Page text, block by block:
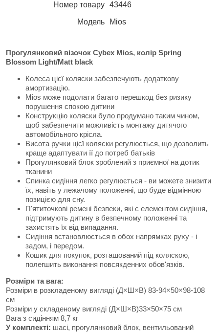
Номер товару 43446
Модель Mios
Прогулянковий візочок Cybex Mios, колір Spring
Blossom Light/Matt black
Колеса цієї коляски забезпечують додаткову
амортизацію.
Mios може подолати багато перешкод без ризику
порушення спокою дитини
Конструкцію коляски було продумано таким чином,
щоб забезпечити можливість монтажу дитячого
автомобільного крісла.
Висота ручки цієї коляски регулюється, що дозволить
краще адаптувати її до потреб батьків
Прогулянковий блок зроблений з приємної на дотик
тканини
Спинка сидіння легко регулюється - ви можете знизити
їх, навіть у лежачому положенні, що буде відмінною
позицією для сну.
П'ятиточкові ремені безпеки, які є елементом сидіння,
підтримують дитину в безпечному положенні та
захистять їх від випадання.
Сидіння встановлюється в обох напрямках руху - і
задом, і передом.
Кошик для покупок, розташований під коляскою,
полегшить виконання повсякденних обов'язків.
Розміри та вага:
Розміри в розкладеному вигляді (Д×Ш×В) 83-94×50×98-108
см
Розміри у складеному вигляді (Д×Ш×В)33×50×75 см
Вага з сидінням 8,7 кг
У комплекті: шасі, прогулянковий блок, вентильований